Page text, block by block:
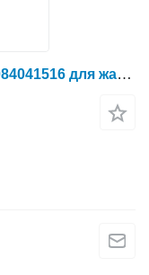
Крепежные элементы Прижим 1084041516 для жатки зерновой Holmer